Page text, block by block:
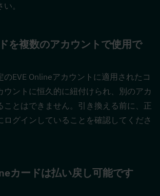
。
を複数のアカウントで使用で
のEVE Onlineアカウントに適用されたコ
ウントに恒久的に紐付けられ、別のアカ
ことはできません。引き換える前に、正
ログインしていることを確認してくださ
カードは払い戻し可能です